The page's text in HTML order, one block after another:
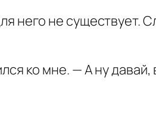
него не существует.
ко мне. — А ну давай,